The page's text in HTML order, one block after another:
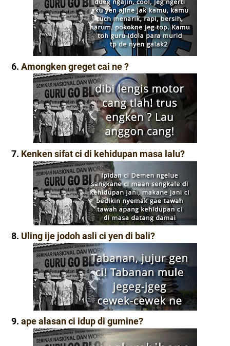
6. Amongken greget cai ne ?
7. Kenken sifat ci di kehidupan masa lalu?
8. Uling ije jodoh asli ci yen di bali?
9. ape alasan ci idup di gumine?